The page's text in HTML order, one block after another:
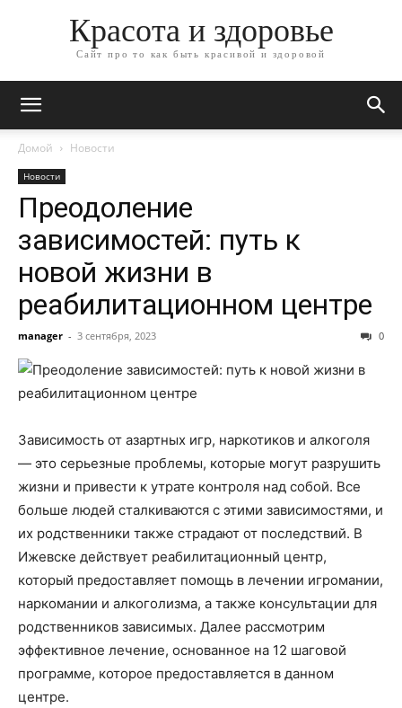
Красота и здоровье
Сайт про то как быть красивой и здоровой
Домой Новости
Новости
Преодоление
зависимостей: путь к
новой жизни в
реабилитационном центре
manager - 3 сентября, 2023 0
Зависимость от азартных игр, наркотиков и алкоголя
— это серьезные проблемы, которые могут разрушить
жизни и привести к утрате контроля над собой. Все
больше людей сталкиваются с этими зависимостями, и
их родственники также страдают от последствий. В
Ижевске действует реабилитационный центр,
который предоставляет помощь в лечении игромании,
наркомании и алкоголизма, а также консультации для
родственников зависимых. Далее рассмотрим
эффективное лечение, основанное на 12 шаговой
программе, которое предоставляется в данном
центре.